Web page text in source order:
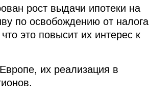
рост выдачи ипотеки на
по освобождению от налога
это повысит их интерес к
их реализация в